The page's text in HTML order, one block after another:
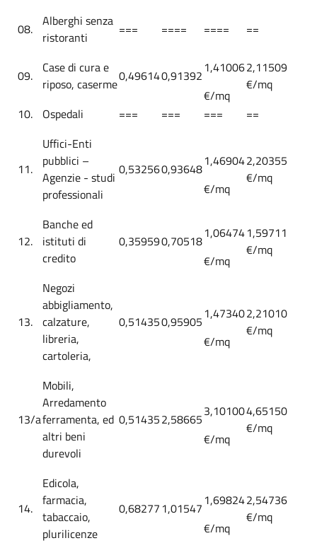
08. Alberghi senza
ristoranti
=== ==== ==== ==
09.
Case di cura e
riposo, caserme0,496140,91392 1,41006
€/mq
2,11509
€/mq
10.
Ospedali === === === ==
11.
Uffici-Enti
pubblici –
Agenzie - studi
professionali
0,532560,936481,46904
€/mq
2,20355
€/mq
12.
Banche ed
istituti di
credito
0,359590,705181,06474
€/mq
1,59711
€/mq
13.
Negozi
abbigliamento,
calzature,
libreria,
cartoleria,
0,514350,95905 1,47340
€/mq
2,21010
€/mq
13/a
Mobili,
Arredamento
ferramenta, ed
altri beni
durevoli
0,514352,586653,10100
€/mq
4,65150
€/mq
14.
Edicola,
farmacia,
tabaccaio,
plurilicenze
0,68277 1,01547 1,69824
€/mq
2,54736
€/mq